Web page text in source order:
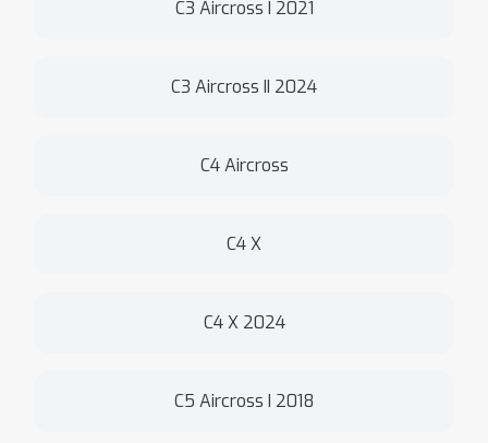
C3 Aircross I 2021
C3 Aircross II 2024
C4 Aircross
C4 X
C4 X 2024
C5 Aircross I 2018